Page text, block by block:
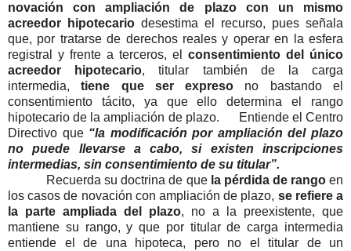
novación con ampliación de plazo
con un mismo
acreedor hipotecario desestima el recurso, pues señala
que, por tratarse de derechos reales y operar en la esfera
registral y frente a terceros, el consentimiento del único
acreedor hipotecario, titular también de la carga
intermedia,tiene que ser expreso no bastando el
consentimiento tácito, ya que ello determina el rango
hipotecario de la ampliación de plazo.
Entiende el Centro
Directivo que “la modificación por ampliación del plazo
no puede llevarse a cabo, si existen inscripciones
intermedias, sin consentimiento de su titular”.
Recuerda su doctrina de que la pérdida de rangoen
los casos de novación con ampliación de plazo, se refiere a
la parte ampliada del plazo, no a la preexistente, que
mantiene su rango, y que por titular de carga intermedia
entiende el de una hipoteca, pero no el titular de un